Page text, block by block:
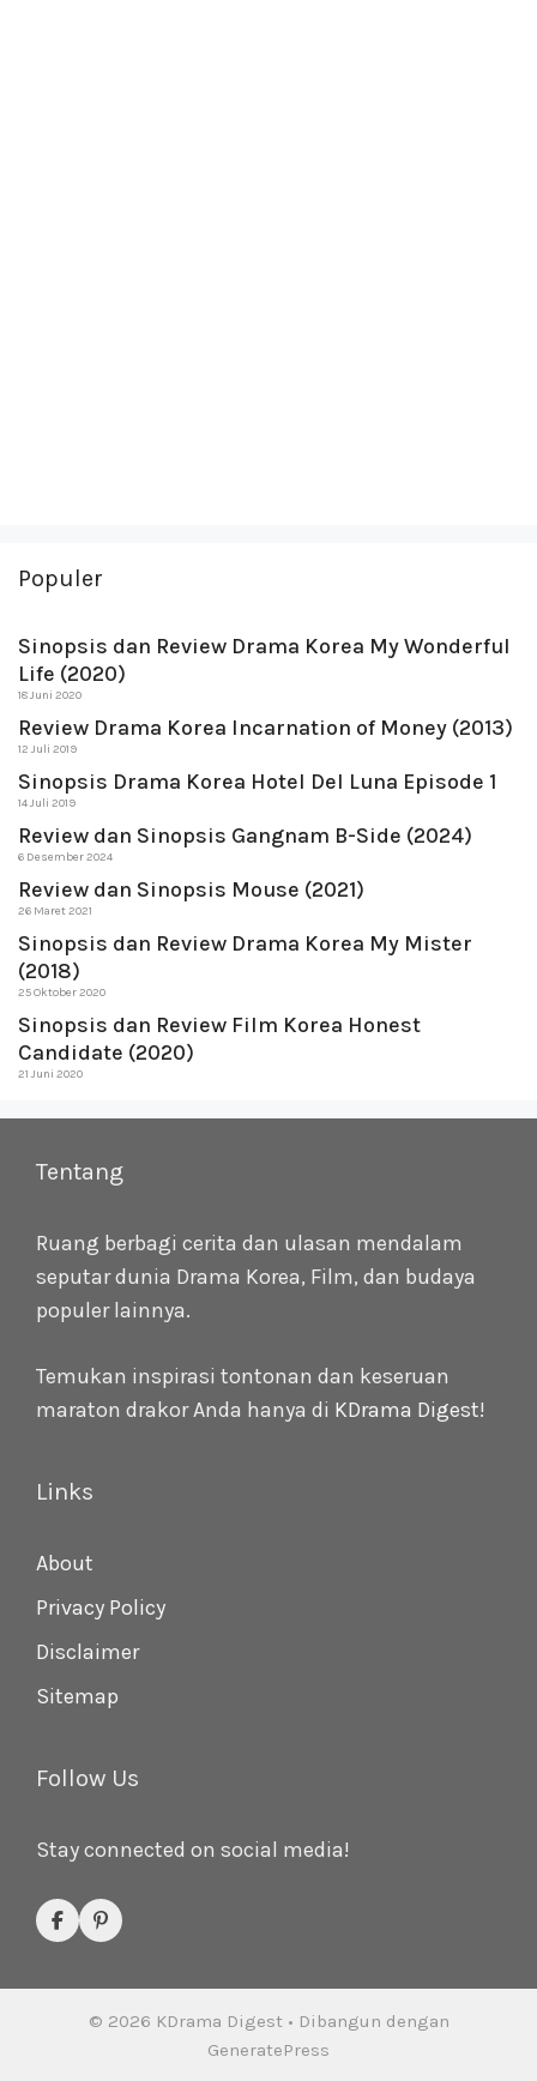
Populer
Sinopsis dan Review Drama Korea My Wonderful
Life (2020)
18 Juni 2020
Review Drama Korea Incarnation of Money (2013)
12 Juli 2019
Sinopsis Drama Korea Hotel Del Luna Episode 1
14 Juli 2019
Review dan Sinopsis Gangnam B-Side (2024)
6 Desember 2024
Review dan Sinopsis Mouse (2021)
26 Maret 2021
Sinopsis dan Review Drama Korea My Mister
(2018)
25 Oktober 2020
Sinopsis dan Review Film Korea Honest
Candidate (2020)
21 Juni 2020
Tentang
Ruang berbagi cerita dan ulasan mendalam
seputar dunia Drama Korea, Film, dan budaya
populer lainnya.
Temukan inspirasi tontonan dan keseruan
maraton drakor Anda hanya di KDrama Digest!
Links
About
Privacy Policy
Disclaimer
Sitemap
Follow Us
Stay connected on social media!
© 2026 KDrama Digest• Dibangun dengan
GeneratePress